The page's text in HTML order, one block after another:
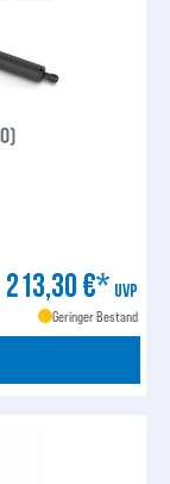
213,30 €* UVP
Geringer Bestand